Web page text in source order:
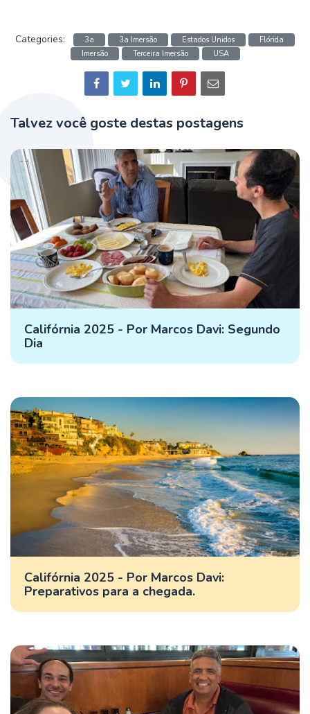
Categories: 3a 3a Imersão Estados Unidos
Flórida
Imersão
Terceira Imersão USA
Talvez você goste destas postagens
Califórnia 2025 - Por Marcos Davi: Segundo
Dia
Califórnia 2025 - Por Marcos Davi:
Preparativos para a chegada.